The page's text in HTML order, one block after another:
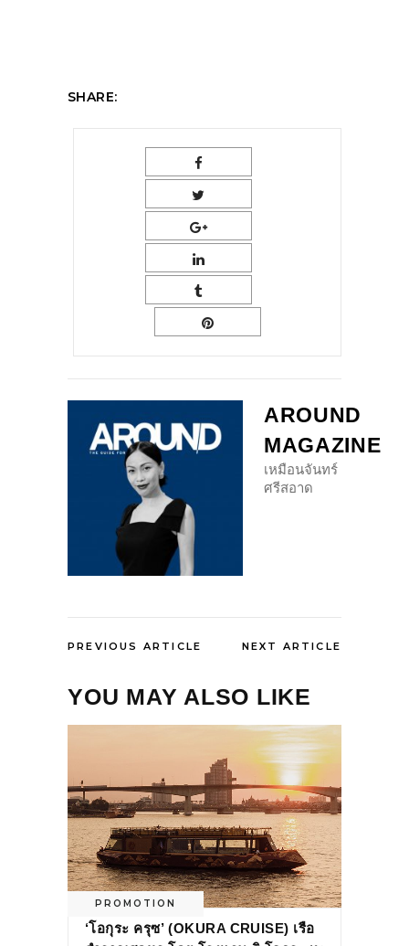
SHARE:
AROUND
MAGAZINE
เหมือนจันทร์
ศรีสอาด
PREVIOUS ARTICLE NEXT ARTICLE
YOU MAY ALSO LIKE
PROMOTION
‘โอกุระ ครุซ’ (OKURA CRUISE) เรือ